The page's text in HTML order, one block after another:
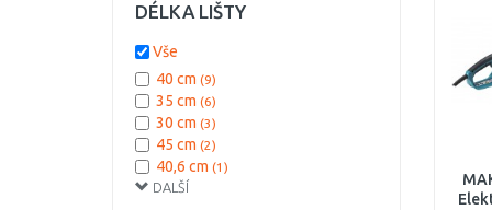
DÉLKA LIŠTY
DALŠÍ
Vše
40 cm (9)
35 cm (6)
30 cm (3)
45 cm (2)
40,6 cm (1)
42 cm